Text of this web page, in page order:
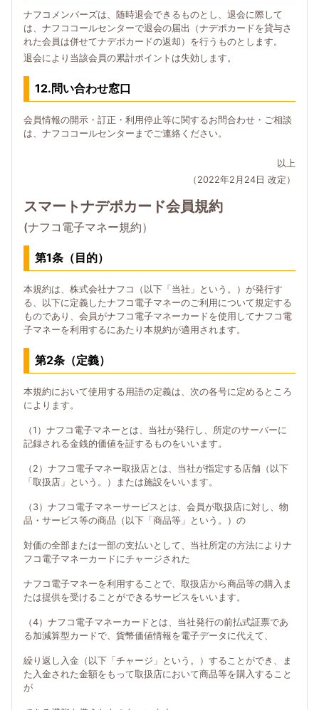
ナフコメンバーズは、随時退会できるものとし、退会に際して
は、ナフココールセンターで退会の届出（ナデポカードを貸与さ
れた会員は併せてナデポカードの返却）を行うものとします。
退会により当該会員の累計ポイントは失効します。
12.問い合わせ窓口
会員情報の開示・訂正・利用停止等に関するお問合わせ・ご相談
は、ナフココールセンターまでご連絡ください。
以上
（2022年2月24日 改定）
スマートナデポカード会員規約
(ナフコ電子マネー規約）
第1条（目的）
本規約は、株式会社ナフコ（以下「当社」という。）が発行す
る、以下に定義したナフコ電子マネーのご利用について規定する
ものであり、会員がナフコ電子マネーカードを使用してナフコ電
子マネーを利用するにあたり本規約が適用されます。
第2条（定義）
本規約において使用する用語の定義は、次の各号に定めるところ
によります。
（1）ナフコ電子マネーとは、当社が発行し、所定のサーバーに
記録される金銭的価値を証するものをいいます。
（2）ナフコ電子マネー取扱店とは、当社が指定する店舗（以下
「取扱店」という。）または施設をいいます。
（3）ナフコ電子マネーサービスとは、会員が取扱店に対し、物
品・サービス等の商品（以下「商品等」という。）の
対価の全部または一部の支払いとして、当社所定の方法によりナ
フコ電子マネーカードにチャージされた
ナフコ電子マネーを利用することで、取扱店から商品等の購入ま
たは提供を受けることができるサービスをいいます。
（4）ナフコ電子マネーカードとは、当社発行の前払式証票であ
る加減算型カードで、貨幣価値情報を電子データに代えて、
繰り返し入金（以下「チャージ」という。）することができ、ま
た入金された金額をもって取扱店において商品等を購入すること
が